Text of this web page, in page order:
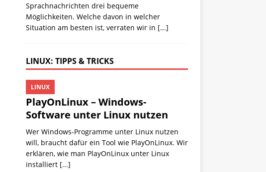
Sprachnachrichten drei bequeme
Möglichkeiten. Welche davon in welcher
Situation am besten ist, verraten wir in [...]
LINUX: TIPPS & TRICKS
PlayOnLinux – Windows-
Software unter Linux nutzen
LINUX
Wer Windows-Programme unter Linux nutzen
will, braucht dafür ein Tool wie PlayOnLinux. Wir
erklären, wie man PlayOnLinux unter Linux
installiert [...]